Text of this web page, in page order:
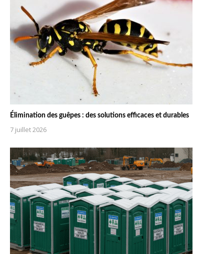
Élimination des guêpes : des solutions efficaces et durables
7 juillet 2026